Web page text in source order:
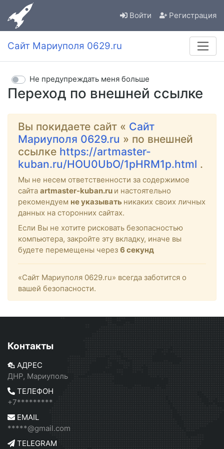
Войти Регистрация
Сайт Мариуполя 0629.ru
Переход по внешней ссылке
Не предупреждать меня больше
Вы покидаете сайт « Сайт
Мариуполя 0629.ru » по внешней
ссылке https://artmaster-
kuban.ru/HOU0UbO/1pHRM1p.html .
Мы не несем ответственности за содержимое
сайта artmaster-kuban.ru и настоятельно
рекомендуем не указывать никаких своих личных
данных на сторонних сайтах.
Если Вы не хотите рисковать безопасностью
компьютера, закройте эту вкладку, иначе вы
будете перемещены через 6 секунд
«Сайт Мариуполя 0629.ru» всегда заботится о
вашей безопасности.
Контакты
АДРЕС
ДНР, Мариуполь
ТЕЛЕФОН
+7*********
EMAIL
*****@gmail.com
TELEGRAM